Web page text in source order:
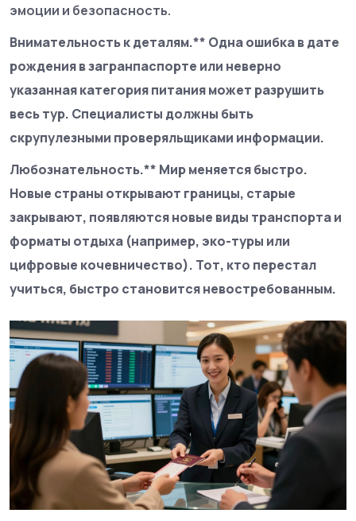
эмоции и безопасность.
Внимательность к деталям.** Одна ошибка в дате
рождения в загранпаспорте или неверно
указанная категория питания может разрушить
весь тур. Специалисты должны быть
скрупулезными проверяльщиками информации.
Любознательность.** Мир меняется быстро.
Новые страны открывают границы, старые
закрывают, появляются новые виды транспорта и
форматы отдыха (например, эко-туры или
цифровые кочевничество). Тот, кто перестал
учиться, быстро становится невостребованным.